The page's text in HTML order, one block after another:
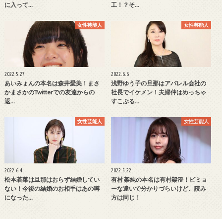
に入って…
工！？そ…
女性芸能人
2022.5.27
あいみょんの本名は森井愛美！まさ
かまさかのTwitterでの友達からの
返…
女性芸能人
2022.6.6
浅野ゆう子の旦那はアパレル会社の
社長でイケメン！夫婦仲はめっちゃ
すこぶる…
女性芸能人
2022.6.4
松本若菜は旦那はおらず結婚してい
ない！今後の結婚のお相手はあの噂
になった…
女性芸能人
2022.5.22
有村 架純の本名は有村架澄！ビミョ
ーな違いで分かりづらいけど、読み
方は同じ！